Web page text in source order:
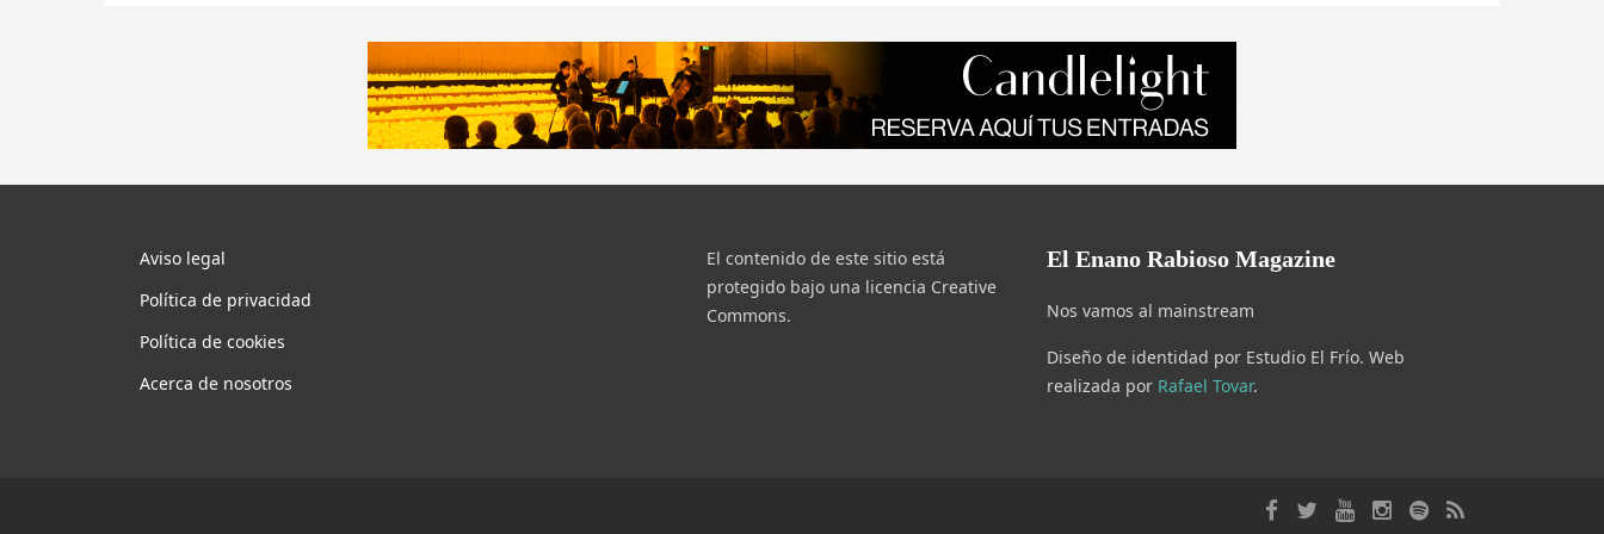
Aviso legal
Política de privacidad
Política de cookies
Acerca de nosotros
El contenido de este sitio está
protegido bajo una licencia Creative
Commons.
El Enano Rabioso Magazine
Nos vamos al mainstream
Diseño de identidad por Estudio El Frío. Web
realizada por Rafael Tovar.